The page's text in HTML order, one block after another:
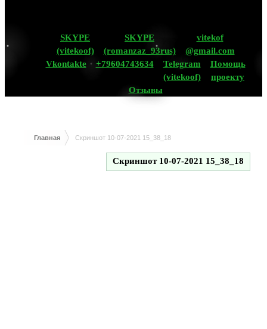
SKYPE
(vitekoof)
SKYPE
(romanzaz_93rus)
vitekof
@gmail.com
Vkontakte
+79604743634
Telegram
(vitekoof)
Помощь
проекту
Отзывы
Главная Скриншот 10-07-2021 15_38_18
Скриншот 10-07-2021 15_38_18